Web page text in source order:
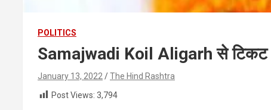
POLITICS
Samajwadi Koil Aligarh से टिकट
January 13, 2022
The Hind Rashtra
Post Views: 3,794